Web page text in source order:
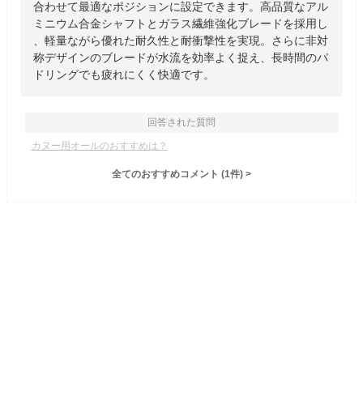
合わせて最適なポジションに設定できます。高品質なアル
ミニウム合金シャフトとガラス繊維強化ブレードを採用し
、軽量ながら優れた耐久性と耐衝撃性を実現。さらに非対
称デザインのブレードが水流を効率よく捉え、長時間のパ
ドリングでも疲れにくく快適です。
回答された質問
カヌー用オールのおすすめは？
全てのおすすめコメント (1件) >